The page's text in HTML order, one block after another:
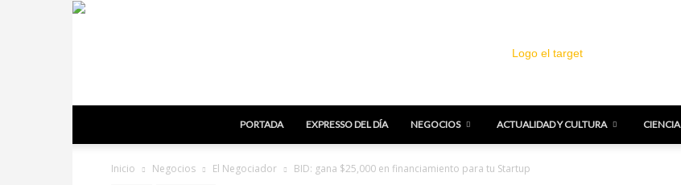
PORTADA EXPRESSO DEL DÍA NEGOCIOS ACTUALIDAD Y CULTURA CIENCIA
Inicio Negocios El Negociador BID: gana $25,000 en financiamiento para tu Startup